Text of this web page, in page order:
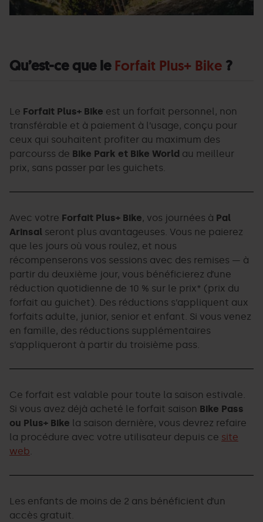
Qu’est-ce que le Forfait Plus+ Bike ?
Le Forfait Plus+ Bike est un forfait personnel, non
transférable et à paiement à l’usage, conçu pour
ceux qui souhaitent profiter au maximum des
parcourss de Bike Park et Bike World au meilleur
prix, sans passer par les guichets.
Avec votre Forfait Plus+ Bike, vos journées à Pal
Arinsal seront plus avantageuses. Vous ne paierez
que les jours où vous roulez, et nous
récompenserons vos sessions avec des remises — à
partir du deuxième jour, vous bénéficierez d’une
réduction quotidienne de 10 % sur le prix* (prix du
forfait au guichet). Des réductions s’appliquent aux
forfaits adulte, junior, senior et enfant. Si vous venez
en famille, des réductions supplémentaires
s’appliqueront à partir du troisième pass.
Ce forfait est valable pour toute la saison estivale.
Si vous avez déjà acheté le forfait saison Bike Pass
ou Plus+ Bike la saison dernière, vous devrez refaire
la procédure avec votre utilisateur depuis ce site
web.
Les enfants de moins de 2 ans bénéficient d’un
accès gratuit.